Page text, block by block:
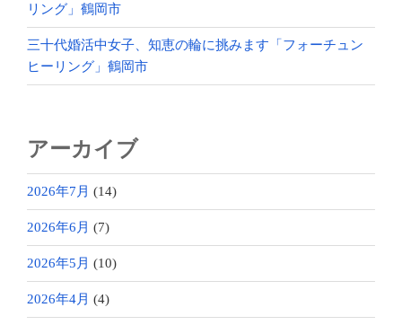
リング」鶴岡市
三十代婚活中女子、知恵の輪に挑みます「フォーチュン
ヒーリング」鶴岡市
アーカイブ
2026年7月 (14)
2026年6月 (7)
2026年5月 (10)
2026年4月 (4)